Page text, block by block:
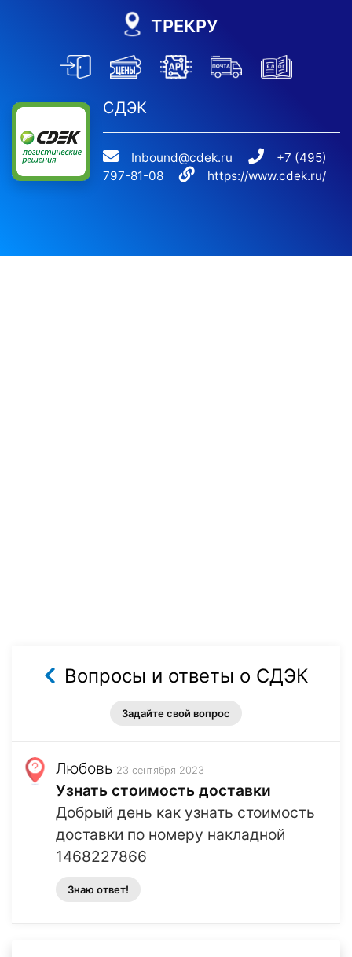
ТРЕКРУ
СДЭК
Inbound@cdek.ru
+7 (495)
797-81-08
https://www.cdek.ru/
Вопросы и ответы о СДЭК
Задайте свой вопрос
Любовь 23 сентября 2023
Узнать стоимость доставки
Добрый день как узнать стоимость
доставки по номеру накладной
1468227866
Знаю ответ!